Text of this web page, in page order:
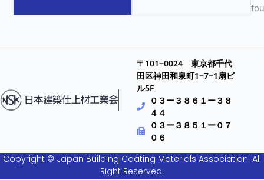
〒101−0024 東京都千代
田区神田和泉町1−7−1扇ビ
ル5F
０３ー３８６１ー３８
４４
０３ー３８５１ー０７
０６
Copyright © Japan Building Coating Materials Association. All
Right Reserved.